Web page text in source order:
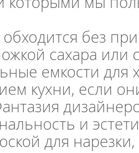
обходится без
сахара или
емкости для
кухни, если
и
для